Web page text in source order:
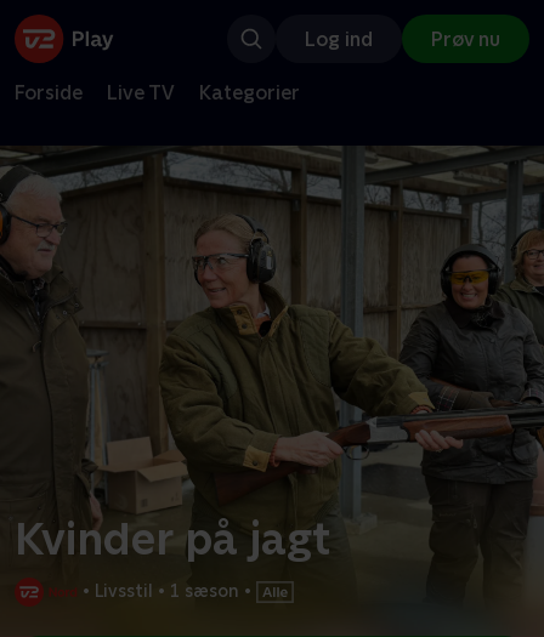
Log ind Prøv nu
Forside Live TV Kategorier
Kvinder på jagt
• Livsstil • 1 sæson •